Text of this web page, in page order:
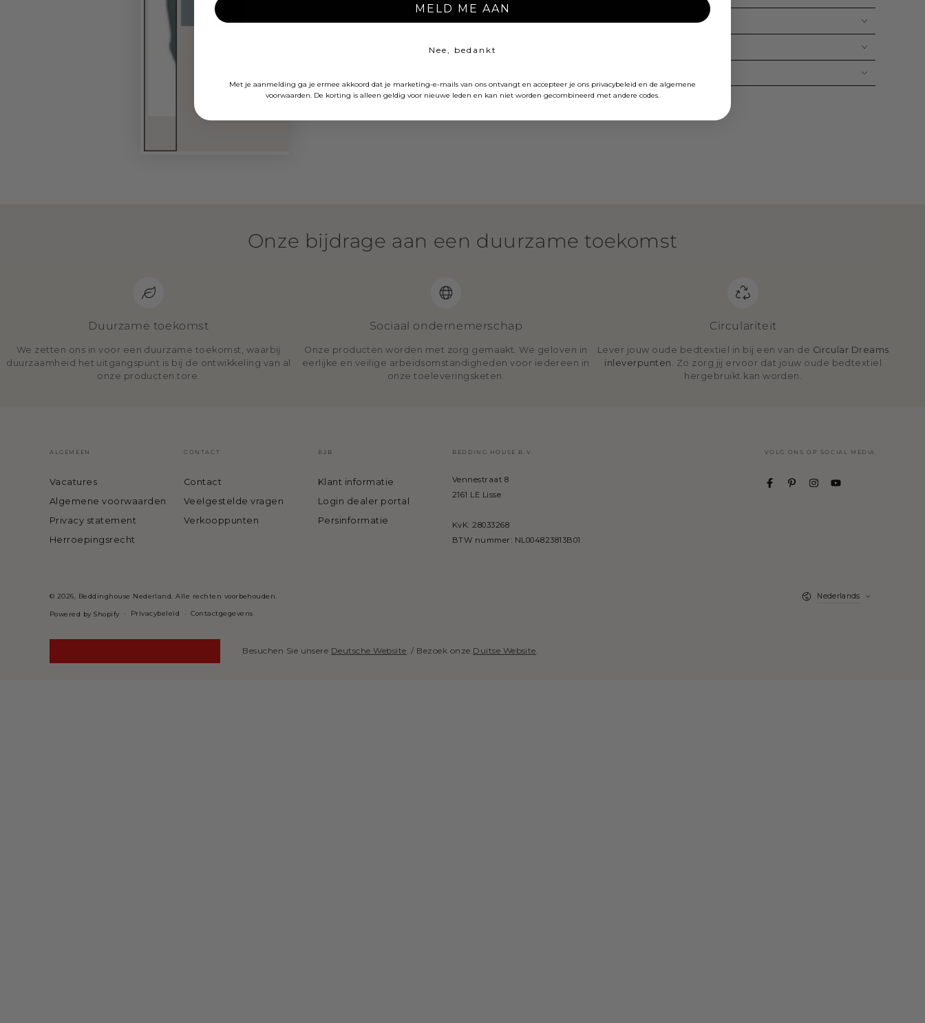
MATERIAAL EN KLEUR
Onze bijdrage aan een duurzame toekomst
Duurzame toekomst
We zetten ons in voor een duurzame toekomst, waarbij
duurzaamheid het uitgangspunt is bij de ontwikkeling van al
onze producten.tore.
Sociaal ondernemerschap
Onze producten worden met zorg gemaakt. We geloven in
eerlijke en veilige arbeidsomstandigheden voor iedereen in
onze toeleveringsketen.
Circulariteit
Lever jouw oude bedtextiel in bij een van de Circular Dreams
inleverpunten . Zo zorg jij ervoor dat jouw oude bedtextiel
hergebruikt kan worden.
ALGEMEEN
Vacatures
Algemene voorwaarden
Privacy statement
Herroepingsrecht
CONTACT
Contact
Veelgestelde vragen
Verkooppunten
B2B
Klant informatie
Login dealer portal
Persinformatie
BEDDING HOUSE B.V.
Vennestraat 8
2161 LE Lisse
KvK: 28033268
BTW nummer: NL004823813B01
VOLG ONS OP SOCIAL MEDIA
© 2026, Beddinghouse Nederland . Alle rechten voorbehouden.
Powered by Shopify Privacybeleid Contactgegevens
Taal
Nederlands
Besuchen Sie unsere Deutsche Website. / Bezoek onze Duitse Website.
MELD ME AAN
Nee, bedankt
Met je aanmelding ga je ermee akkoord dat je marketing-e-mails van ons ontvangt en accepteer je ons privacybeleid en de algemene
voorwaarden. De korting is alleen geldig voor nieuwe leden en kan niet worden gecombineerd met andere codes.